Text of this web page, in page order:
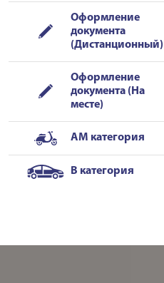
Оформление
документа
(Дистанционный)
Оформление
документа (На
месте)
AM категория
B категория